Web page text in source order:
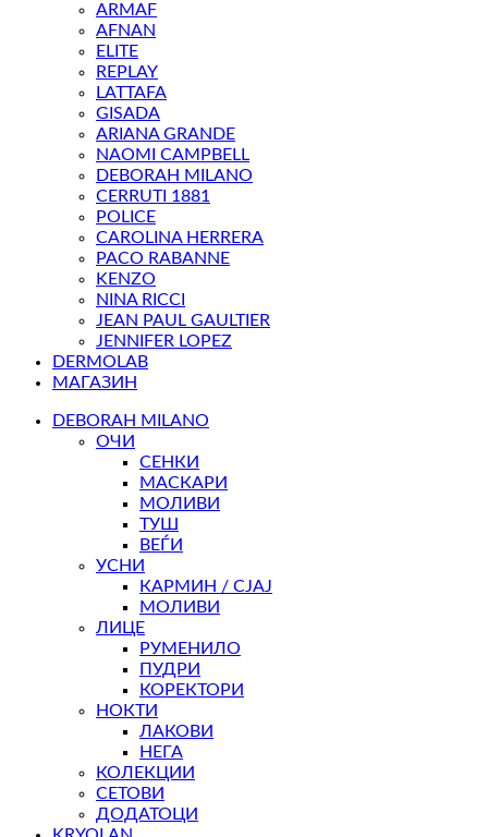
ARMAF
AFNAN
ELITE
REPLAY
LATTAFA
GISADA
ARIANA GRANDE
NAOMI CAMPBELL
DEBORAH MILANO
CERRUTI 1881
POLICE
CAROLINA HERRERA
PACO RABANNE
KENZO
NINA RICCI
JEAN PAUL GAULTIER
JENNIFER LOPEZ
DERMOLAB
МАГАЗИН
DEBORAH MILANO
ОЧИ
СЕНКИ
МАСКАРИ
МОЛИВИ
ТУШ
ВЕЃИ
УСНИ
КАРМИН / СЈАЈ
МОЛИВИ
ЛИЦЕ
РУМЕНИЛО
ПУДРИ
КОРЕКТОРИ
НОКТИ
ЛАКОВИ
НЕГА
КОЛЕКЦИИ
СЕТОВИ
ДОДАТОЦИ